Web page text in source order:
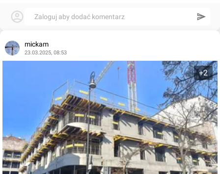
Zaloguj aby dodać komentarz
mickam
23.03.2025, 08:53
+2